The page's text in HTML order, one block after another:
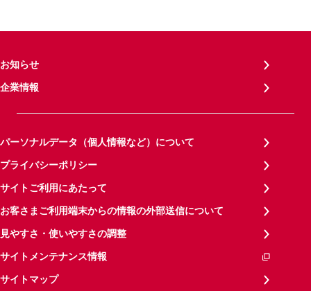
お知らせ
企業情報
パーソナルデータ（個人情報など）について
プライバシーポリシー
サイトご利用にあたって
お客さまご利用端末からの情報の外部送信について
見やすさ・使いやすさの調整
サイトメンテナンス情報
サイトマップ